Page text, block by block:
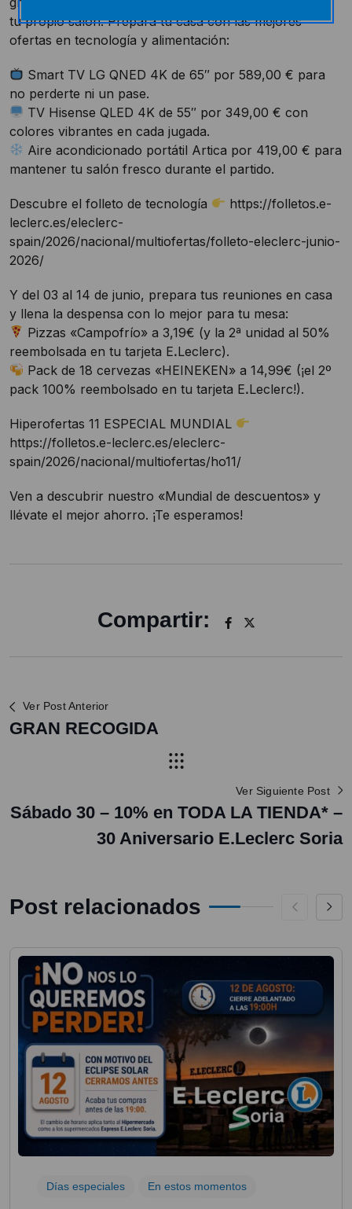
tu propio salón. Prepara tu casa con las mejores
ofertas en tecnología y alimentación:
Smart TV LG QNED 4K de 65″ por 589,00 € para
no perderte ni un pase.
TV Hisense QLED 4K de 55″ por 349,00 € con
colores vibrantes en cada jugada.
Aire acondicionado portátil Artica por 419,00 € para
mantener tu salón fresco durante el partido.
Descubre el folleto de tecnología
https://folletos.e-
leclerc.es/eleclerc-
spain/2026/nacional/multiofertas/folleto-eleclerc-junio-
2026/
Y del 03 al 14 de junio, prepara tus reuniones en casa
y llena la despensa con lo mejor para tu mesa:
Pizzas «Campofrío» a 3,19€ (y la 2ª unidad al 50%
reembolsada en tu tarjeta EꓸLeclerc).
Pack de 18 cervezas «HEINEKEN» a 14,99€ (¡el 2º
pack 100% reembolsado en tu tarjeta EꓸLeclerc!).
Hiperofertas 11 ESPECIAL MUNDIAL
https://folletos.e-leclerc.es/eleclerc-
spain/2026/nacional/multiofertas/ho11/
Ven a descubrir nuestro «Mundial de descuentos» y
llévate el mejor ahorro. ¡Te esperamos!
Compartir:
Ver Post Anterior
GRAN RECOGIDA
Ver Siguiente Post
Sábado 30 – 10% en TODA LA TIENDA* –
30 Aniversario E.Leclerc Soria
Post relacionados
Días especiales En estos momentos